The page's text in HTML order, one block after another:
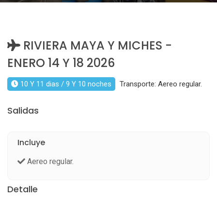
RIVIERA MAYA Y MICHES -
ENERO 14 Y 18 2026
10 Y 11 dias / 9 Y 10 noches Transporte: Aereo regular.
Salidas
Incluye
Aereo regular.
Detalle